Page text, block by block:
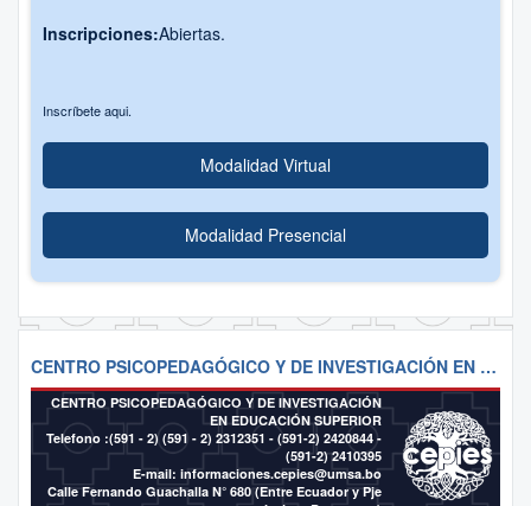
Inscripciones:Abiertas.
Inscríbete aqui.
Modalidad Virtual
Modalidad Presencial
CENTRO PSICOPEDAGÓGICO Y DE INVESTIGACIÓN EN EDUCACIÓN SUPERIOR
CENTRO PSICOPEDAGÓGICO Y DE INVESTIGACIÓN
EN EDUCACIÓN SUPERIOR
Telefono :(591 - 2) (591 - 2) 2312351 - (591-2) 2420844 -
(591-2) 2410395
E-mail: informaciones.cepies@umsa.bo
Calle Fernando Guachalla N° 680 (Entre Ecuador y Pje